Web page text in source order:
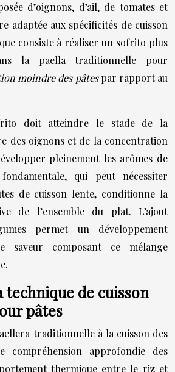
d’oignons, d’ail, de tomates et
adaptée aux spécificités de cuisson
consiste à réaliser un sofrito plus
la paella traditionnelle pour
moindre des pâtespar rapport au
doit atteindre le stade de la
des oignons et de la concentration
pleinement les arômes de
qui peut nécessiter
de cuisson lente, conditionne la
de l’ensemble du plat. L’ajout
permet un développement
saveur composant ce mélange
de cuisson
pâtes
traditionnelle à la cuisson des
compréhension approfondie des
thermique entre le riz et